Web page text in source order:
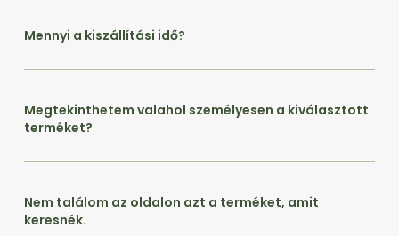
Mennyi a kiszállítási idő?
Megtekinthetem valahol személyesen a kiválasztott
terméket?
Nem találom az oldalon azt a terméket, amit
keresnék.